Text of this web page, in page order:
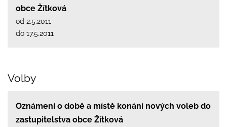
obce Žítková
od 2.5.2011
do 17.5.2011
Volby
Oznámení o době a místě konání nových voleb do
zastupitelstva obce Žítková